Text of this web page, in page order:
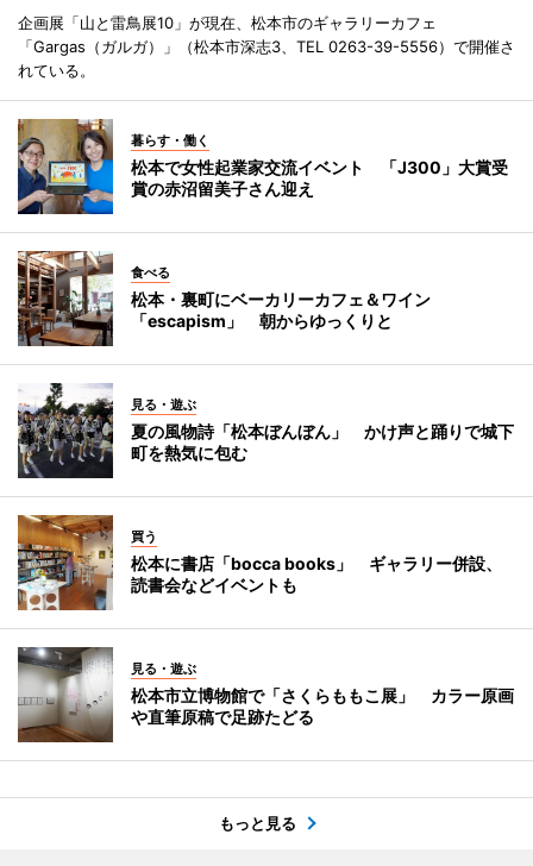
企画展「山と雷鳥展10」が現在、松本市のギャラリーカフェ
「Gargas（ガルガ）」（松本市深志3、TEL 0263-39-5556）で開催さ
れている。
暮らす・働く
松本で女性起業家交流イベント 「J300」大賞受
賞の赤沼留美子さん迎え
食べる
松本・裏町にベーカリーカフェ＆ワイン
「escapism」 朝からゆっくりと
見る・遊ぶ
夏の風物詩「松本ぼんぼん」 かけ声と踊りで城下
町を熱気に包む
買う
松本に書店「bocca books」 ギャラリー併設、
読書会などイベントも
見る・遊ぶ
松本市立博物館で「さくらももこ展」 カラー原画
や直筆原稿で足跡たどる
もっと見る